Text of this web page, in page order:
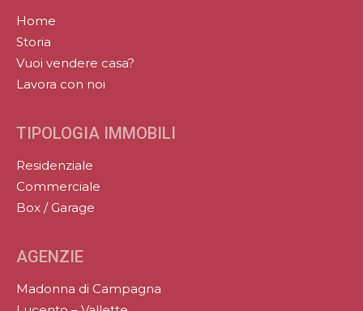
Home
Storia
Vuoi vendere casa?
Lavora con noi
TIPOLOGIA IMMOBILI
Residenziale
Commerciale
Box / Garage
AGENZIE
Madonna di Campagna